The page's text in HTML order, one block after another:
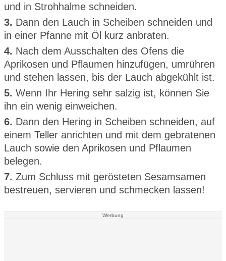
und in Strohhalme schneiden.
3. Dann den Lauch in Scheiben schneiden und
in einer Pfanne mit Öl kurz anbraten.
4. Nach dem Ausschalten des Ofens die
Aprikosen und Pflaumen hinzufügen, umrühren
und stehen lassen, bis der Lauch abgekühlt ist.
5. Wenn Ihr Hering sehr salzig ist, können Sie
ihn ein wenig einweichen.
6. Dann den Hering in Scheiben schneiden, auf
einem Teller anrichten und mit dem gebratenen
Lauch sowie den Aprikosen und Pflaumen
belegen.
7. Zum Schluss mit gerösteten Sesamsamen
bestreuen, servieren und schmecken lassen!
Werbung